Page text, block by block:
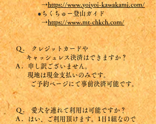
→https://www.yoiyoi-kawakami.com/
●ちくちゅー登山ガイド
→https://www.mt-chkch.com/
Q . クレジットカードや
キャッシュレス決済はできますか？
A . 申し訳ございません。
現地は現金支払いのみです。
ご予約ページにて事前決済可能です。
Q . 愛犬を連れて利用は可能ですか？
A . はい、ご利用頂けます。1日1組なので